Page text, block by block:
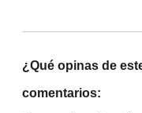
¿Qué opinas de
comentarios: